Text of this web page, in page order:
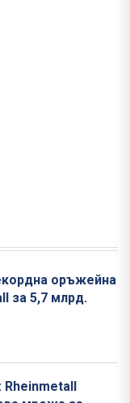
оръжейна
за 5,7 млрд.